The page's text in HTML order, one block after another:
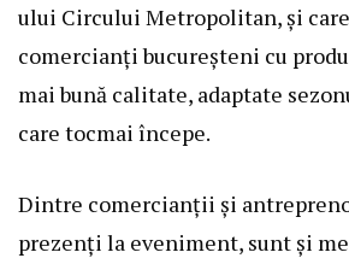
ului Circului Metropolitan, și
comercianți bucureșteni cu
mai bună calitate, adaptate
care tocmai începe.
Dintre comercianții și
prezenți la eveniment, sunt și